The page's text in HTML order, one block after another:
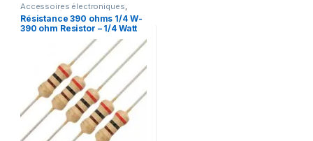
Accessoires électroniques
Matériels électroniques
Résistance 390 ohms 1/4 W-
390 ohm Resistor – 1/4 Watt